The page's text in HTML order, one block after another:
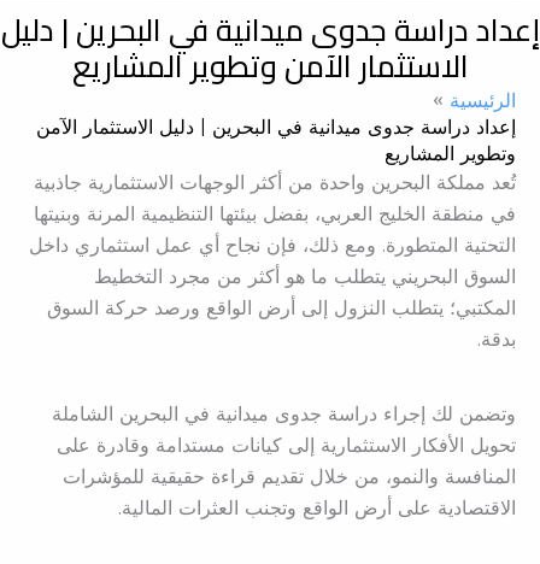
إعداد دراسة جدوى ميدانية في البحرين | دليل
الاستثمار الآمن وتطوير المشاريع
الرئيسية
إعداد دراسة جدوى ميدانية في البحرين | دليل الاستثمار الآمن
وتطوير المشاريع
تُعد مملكة البحرين واحدة من أكثر الوجهات الاستثمارية جاذبية
في منطقة الخليج العربي، بفضل بيئتها التنظيمية المرنة وبنيتها
التحتية المتطورة. ومع ذلك، فإن نجاح أي عمل استثماري داخل
السوق البحريني يتطلب ما هو أكثر من مجرد التخطيط
المكتبي؛ يتطلب النزول إلى أرض الواقع ورصد حركة السوق
بدقة.
وتضمن لك إجراء دراسة جدوى ميدانية في البحرين الشاملة
تحويل الأفكار الاستثمارية إلى كيانات مستدامة وقادرة على
المنافسة والنمو، من خلال تقديم قراءة حقيقية للمؤشرات
الاقتصادية على أرض الواقع وتجنب العثرات المالية.